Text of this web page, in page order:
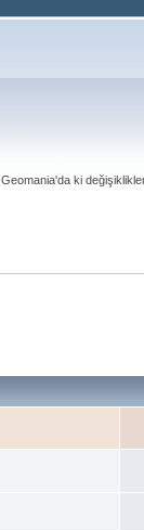
Geomania'da ki